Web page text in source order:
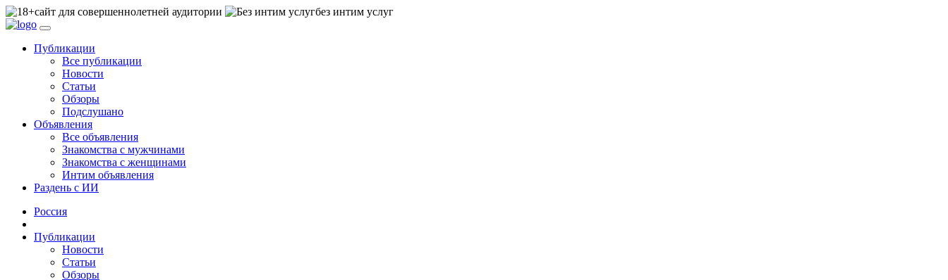
сайт для совершеннолетней аудитории без интим услуг
Публикации
Все публикации
Новости
Статьи
Обзоры
Подслушано
Объявления
Все объявления
Знакомства с мужчинами
Знакомства с женщинами
Интим объявления
Раздень с ИИ
Россия
Публикации
Новости
Статьи
Обзоры